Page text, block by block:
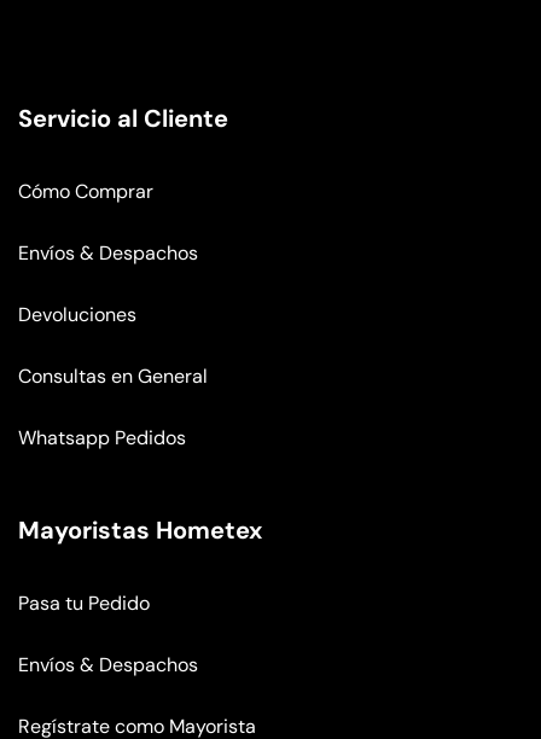
Servicio al Cliente
Cómo Comprar
Envíos & Despachos
Devoluciones
Consultas en General
Whatsapp Pedidos
Mayoristas Hometex
Pasa tu Pedido
Envíos & Despachos
Regístrate como Mayorista